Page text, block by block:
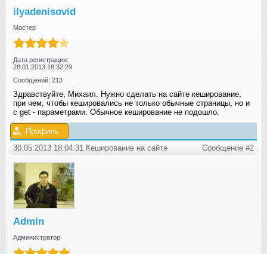
ilyadenisovid
Мастер
Дата регистрации:
28.01.2013 18:32:29
Сообщений: 213
Здравствуйте, Михаил. Нужно сделать на сайте кеширование,
при чем, чтобы кешировались не только обычные страницы, но и
с get - параметрами. Обычное кеширование не подошло.
Профиль
30.05.2013 18:04:31 Кеширование на сайте
Сообщение #2
Admin
Администратор